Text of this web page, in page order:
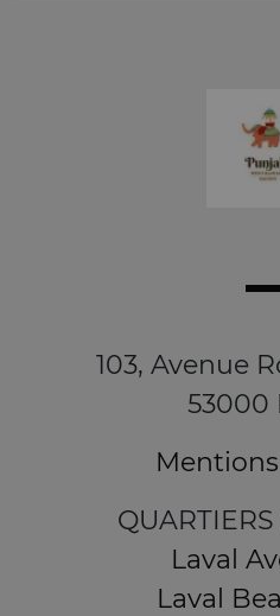
103, Avenue
53000
Laval
Laval